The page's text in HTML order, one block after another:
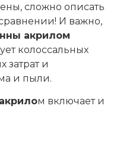
сложно описать
И важно,
акрилом
колоссальных
затрат и
и пыли.
м включает и